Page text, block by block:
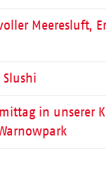
Meeresluft,
in unserer